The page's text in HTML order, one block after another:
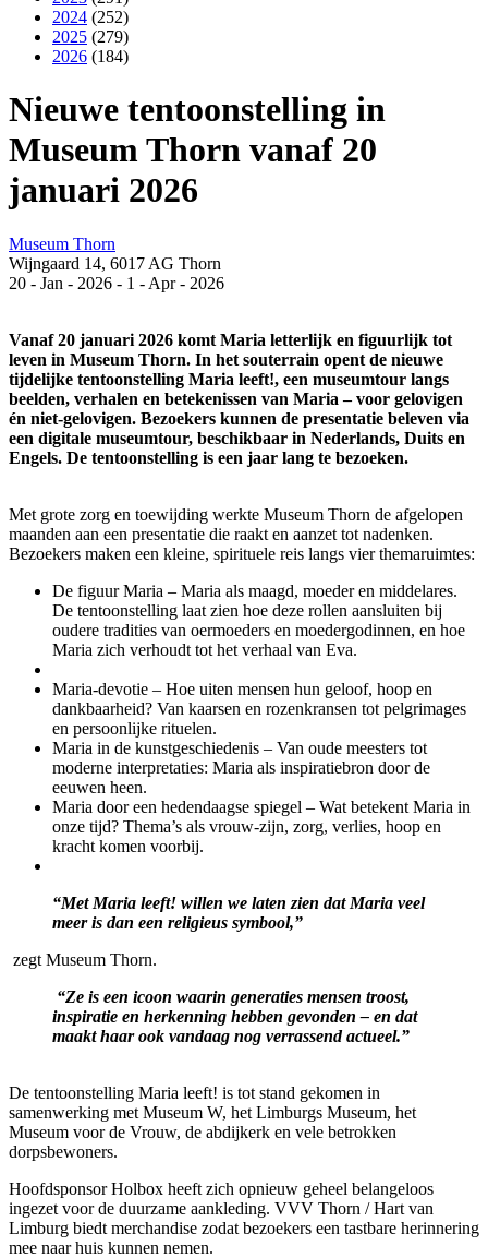
2024 (252)
2025 (279)
2026 (184)
Nieuwe tentoonstelling in
Museum Thorn vanaf 20
januari 2026
Museum Thorn
Wijngaard 14, 6017 AG Thorn
20 - Jan - 2026 - 1 - Apr - 2026
Vanaf 20 januari 2026 komt Maria letterlijk en figuurlijk tot
leven in Museum Thorn. In het souterrain opent de nieuwe
tijdelijke tentoonstelling Maria leeft!, een museumtour langs
beelden, verhalen en betekenissen van Maria – voor gelovigen
én niet-gelovigen. Bezoekers kunnen de presentatie beleven via
een digitale museumtour, beschikbaar in Nederlands, Duits en
Engels. De tentoonstelling is een jaar lang te bezoeken.
Met grote zorg en toewijding werkte Museum Thorn de afgelopen
maanden aan een presentatie die raakt en aanzet tot nadenken.
Bezoekers maken een kleine, spirituele reis langs vier themaruimtes:
De figuur Maria – Maria als maagd, moeder en middelares.
De tentoonstelling laat zien hoe deze rollen aansluiten bij
oudere tradities van oermoeders en moedergodinnen, en hoe
Maria zich verhoudt tot het verhaal van Eva.
Maria-devotie – Hoe uiten mensen hun geloof, hoop en
dankbaarheid? Van kaarsen en rozenkransen tot pelgrimages
en persoonlijke rituelen.
Maria in de kunstgeschiedenis – Van oude meesters tot
moderne interpretaties: Maria als inspiratiebron door de
eeuwen heen.
Maria door een hedendaagse spiegel – Wat betekent Maria in
onze tijd? Thema’s als vrouw-zijn, zorg, verlies, hoop en
kracht komen voorbij.
“Met Maria leeft! willen we laten zien dat Maria veel
meer is dan een religieus symbool,”
zegt Museum Thorn.
“Ze is een icoon waarin generaties mensen troost,
inspiratie en herkenning hebben gevonden – en dat
maakt haar ook vandaag nog verrassend actueel.”
De tentoonstelling Maria leeft! is tot stand gekomen in
samenwerking met Museum W, het Limburgs Museum, het
Museum voor de Vrouw, de abdijkerk en vele betrokken
dorpsbewoners.
Hoofdsponsor Holbox heeft zich opnieuw geheel belangeloos
ingezet voor de duurzame aankleding. VVV Thorn / Hart van
Limburg biedt merchandise zodat bezoekers een tastbare herinnering
mee naar huis kunnen nemen.